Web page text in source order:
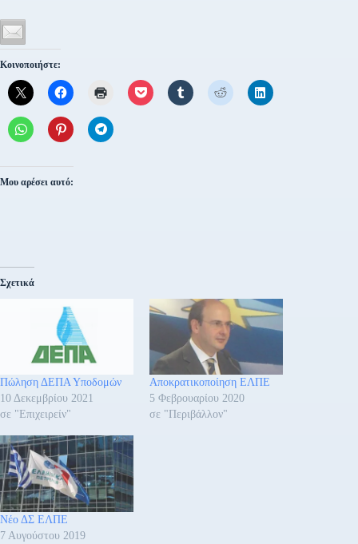
Κοινοποιήστε:
Μου αρέσει αυτό:
Σχετικά
Πώληση ΔΕΠΑ Υποδομών
10 Δεκεμβρίου 2021
σε "Επιχειρείν"
Αποκρατικοποίηση ΕΛΠΕ
5 Φεβρουαρίου 2020
σε "Περιβάλλον"
Νέο ΔΣ ΕΛΠΕ
7 Αυγούστου 2019